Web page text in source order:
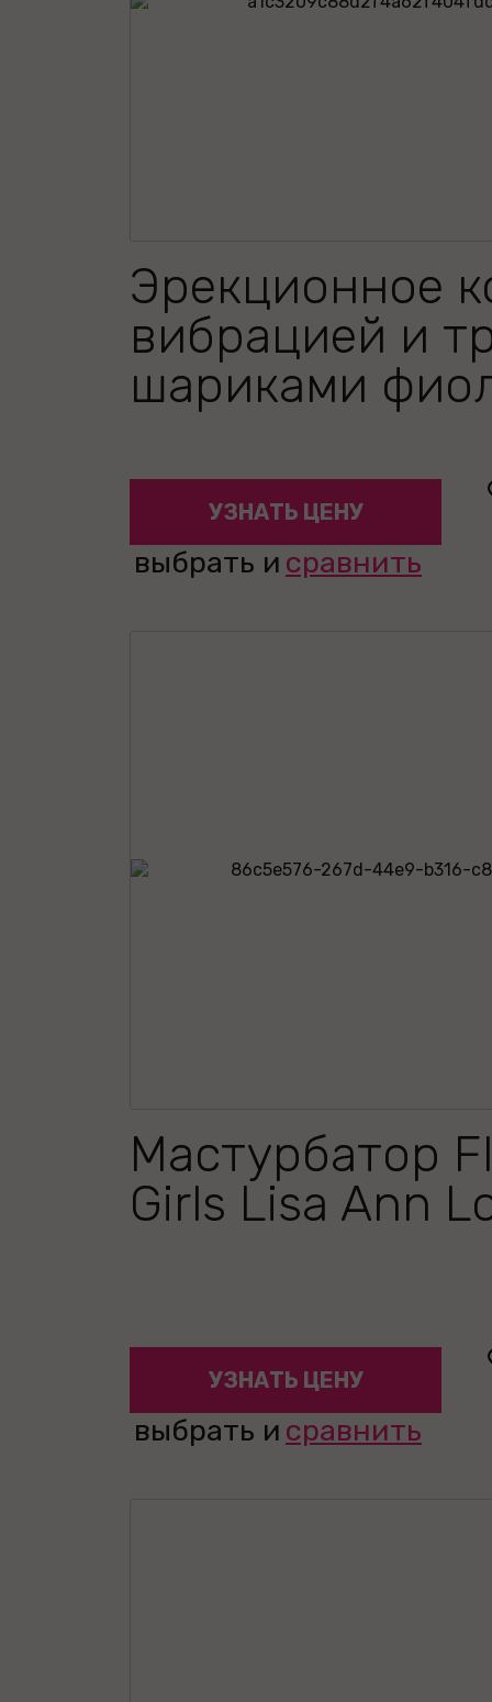
Эрекционное
вибрацией и
шариками
УЗНАТЬ ЦЕНУ
выбрать и сравнить
Мастурбатор
Girls Lisa Ann
УЗНАТЬ ЦЕНУ
выбрать и сравнить